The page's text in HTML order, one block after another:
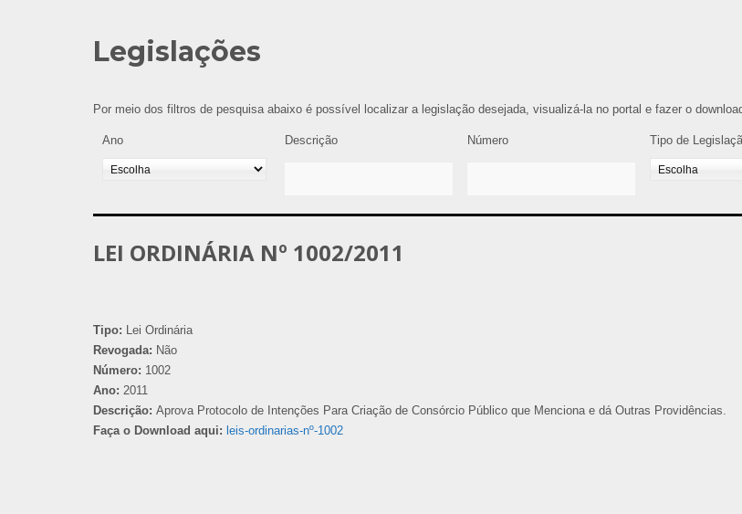
Legislações
Por meio dos filtros de pesquisa abaixo é possível localizar a legislação desejada, visualizá-la no portal e fazer o
Ano Descrição Número Tipo de
LEI ORDINÁRIA Nº 1002/2011
Tipo: Lei Ordinária
Revogada: Não
Número: 1002
Ano: 2011
Descrição: Aprova Protocolo de Intenções Para Criação de Consórcio Público que Menciona e dá Outras Providências.
Faça o Download aqui: leis-ordinarias-nº-1002